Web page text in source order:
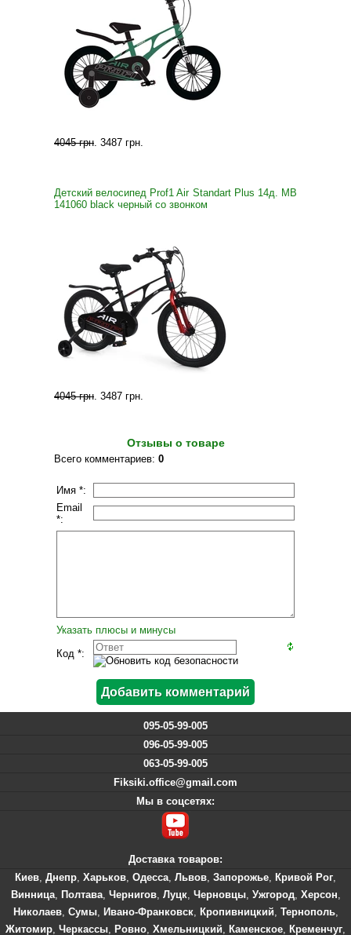
4045 грн. 3487 грн.
Детский велосипед Prof1 Air Standart Plus 14д. MB
141060 black черный со звонком
4045 грн. 3487 грн.
Отзывы о товаре
Всего комментариев: 0
Имя *:
Email
*:
Указать плюсы и минусы
Код *:
095-05-99-005
096-05-99-005
063-05-99-005
Fiksiki.office@gmail.com
Мы в соцсетях:
Доставка товаров:
Киев, Днепр, Харьков, Одесса, Львов, Запорожье, Кривой Рог,
Винница, Полтава, Чернигов, Луцк, Черновцы, Ужгород, Херсон,
Николаев, Сумы, Ивано-Франковск, Кропивницкий, Тернополь,
Житомир, Черкассы, Ровно, Хмельницкий, Каменское, Кременчуг,